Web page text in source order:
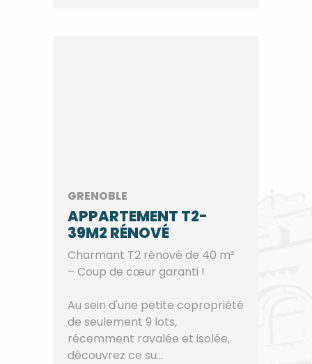
GRENOBLE
APPARTEMENT T2-
39M2 RÉNOVÉ
Charmant T2 rénové de 40 m²
– Coup de cœur garanti !
Au sein d'une petite copropriété
de seulement 9 lots,
récemment ravalée et isolée,
découvrez ce su...